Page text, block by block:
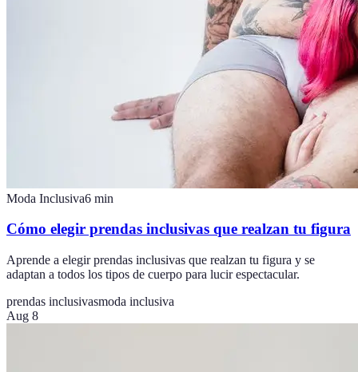
Moda Inclusiva6 min
Cómo elegir prendas inclusivas que realzan tu figura
Aprende a elegir prendas inclusivas que realzan tu figura y se
adaptan a todos los tipos de cuerpo para lucir espectacular.
prendas inclusivasmoda inclusiva
Aug 8